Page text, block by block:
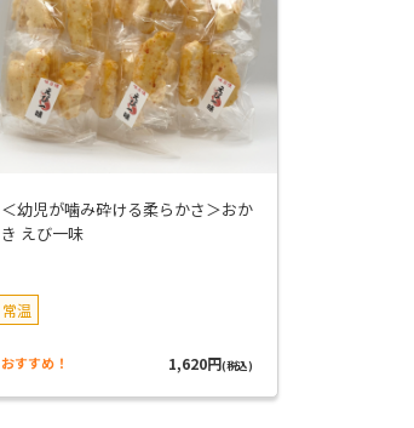
＜幼児が噛み砕ける柔らかさ＞おか
き えび一味
常温
おすすめ！ 1,620円(税込)